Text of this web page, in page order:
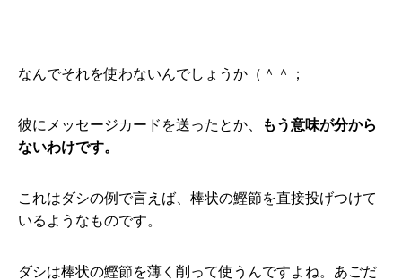
なんでそれを使わないんでしょうか（＾＾；
彼にメッセージカードを送ったとか、
もう意味が分から
ないわけです。
これはダシの例で言えば、棒状の鰹節を直接投げつけて
いるようなものです。
ダシは棒状の鰹節を薄く削って使うんですよね。あごだ